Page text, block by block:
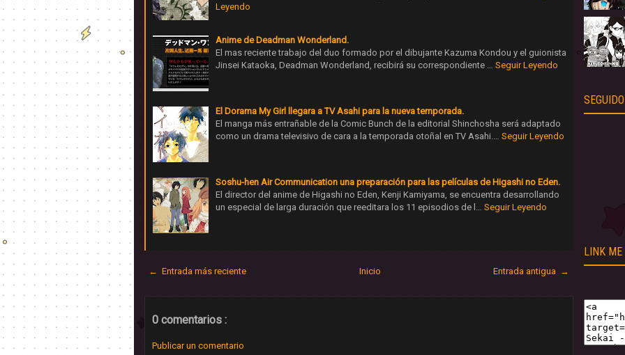
Leyendo
Anime de Deadman Wonderland.
El mas reciente trabajo del duo formado por el dibujante Kazuma Kondou y el guionista
Jinsei Kataoka, Deadman Wonderland, recibirá su correspondiente …
Seguir Leyendo
El Dorama My Girl llegara a TV Asahi para la nueva temporada.
El manga más entrañable de la Comic Bunch de la editorial Shinchosha será adaptado
como un drama televisivo de cara a la temporada otoñal en TV Asahi.…
Seguir Leyendo
Soshu-hen Air Communication una preparación para las películas de Higashi no Eden.
El director del anime de Higashi no Eden, Kenji Kamiyama, se encuentra desarrollando
un especial de larga duración que reeditara los 11 episodios de l…
Seguir Leyendo
← Entrada más reciente Entrada antigua →
Inicio
0 comentarios :
Publicar un comentario
LINK ME